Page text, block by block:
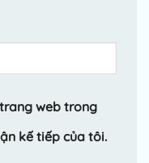
web trong
kế tiếp của tôi.